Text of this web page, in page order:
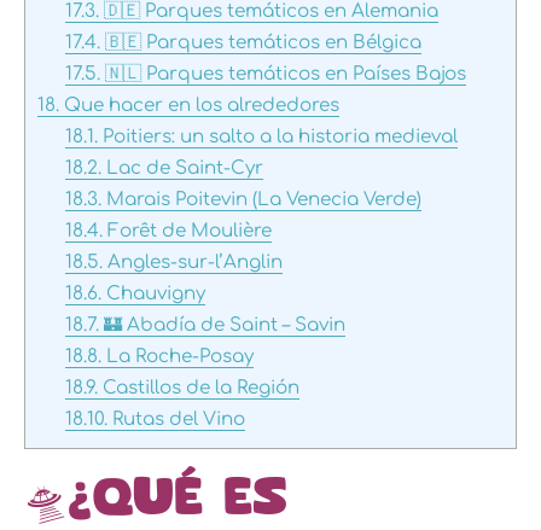
17.3.🇩🇪 Parques temáticos en Alemania
17.4.🇧🇪 Parques temáticos en Bélgica
17.5.🇳🇱 Parques temáticos en Países Bajos
18. Que hacer en los alrededores
18.1.Poitiers: un salto a la historia medieval
18.2.Lac de Saint-Cyr
18.3.Marais Poitevin (La Venecia Verde)
18.4.Forêt de Moulière
18.5.Angles-sur-l’Anglin
18.6.Chauvigny
18.7.🏰 Abadía de Saint – Savin
18.8.La Roche-Posay
18.9.Castillos de la Región
18.10.Rutas del Vino
🛸¿Qué es